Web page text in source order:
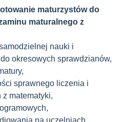
maturzystów do
maturalnego z
nauki i
okresowych sprawdzianów,
sprawnego liczenia i
matematyki,
na uczelniach